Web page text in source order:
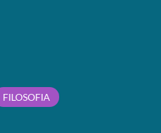
FILOSOFIA